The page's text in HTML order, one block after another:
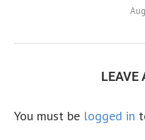
LEAVE
You must be logged in